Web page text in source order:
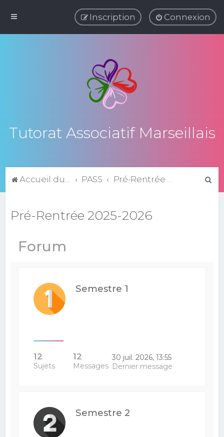
Connexion
Inscription
Tutorat Associatif Marseillais
Accueil du forum PASS Pré-Rentrée 2025-2026
Pré-Rentrée 2025-2026
Forum
Semestre 1
12
Sujets
12
Messages
30 juil. 2026, 13:55
Dernier message
Semestre 2